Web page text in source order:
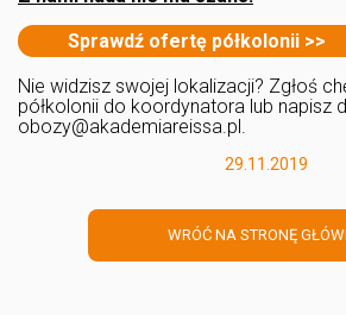
Sprawdź ofertę półkolonii >>
Nie widzisz swojej lokalizacji? Zgłoś
półkolonii do koordynatora lub napisz
obozy@akademiareissa.pl.
29.11.2019
WRÓĆ NA STRONĘ